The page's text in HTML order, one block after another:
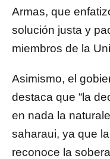
Armas, que
solución justa y
miembros de la
Asimismo, el
destaca que “la
en nada la
saharaui, ya que
reconoce la